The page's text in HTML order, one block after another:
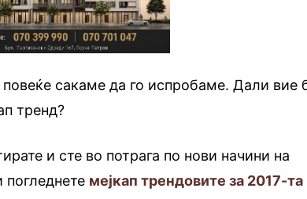
сакаме да го испробаме. Дали вие
тренд?
и сте во потрага по нови начини на
мејкап трендовите за 2017-та